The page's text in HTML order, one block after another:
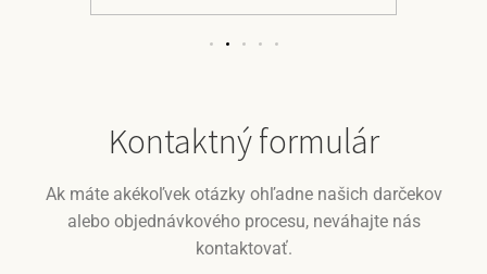
Kontaktný formulár
Ak máte akékoľvek otázky ohľadne našich darčekov
alebo objednávkového procesu, neváhajte nás
kontaktovať.